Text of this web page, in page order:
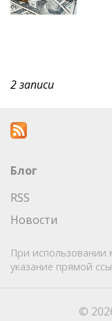
2 записи
Блог
RSS
Новости
При использовании
указание прямой
©